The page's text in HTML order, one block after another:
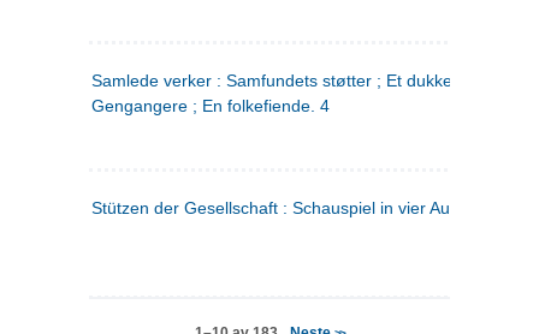
Samlede verker : Samfundets støtter ; Et dukkehjem ;
Gengangere ; En folkefiende. 4
Stützen der Gesellschaft : Schauspiel in vier Aufzügen